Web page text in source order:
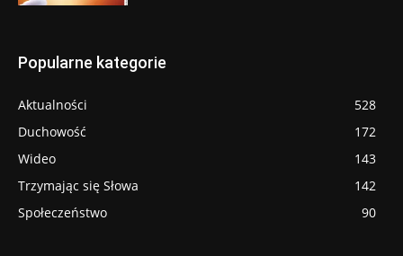
Popularne kategorie
Aktualności
528
Duchowość
172
Wideo
143
Trzymając się Słowa
142
Społeczeństwo
90